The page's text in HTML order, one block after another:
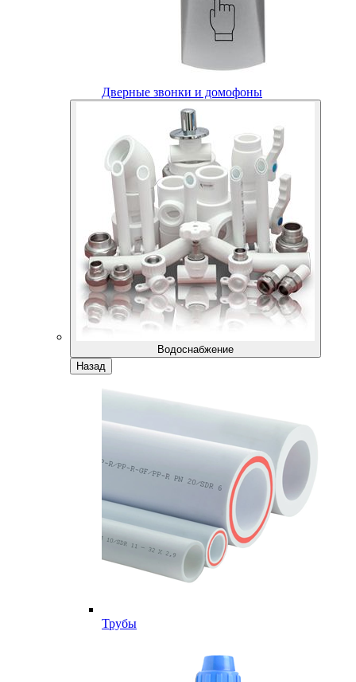
Дверные звонки и домофоны
Водоснабжение
Назад
Трубы